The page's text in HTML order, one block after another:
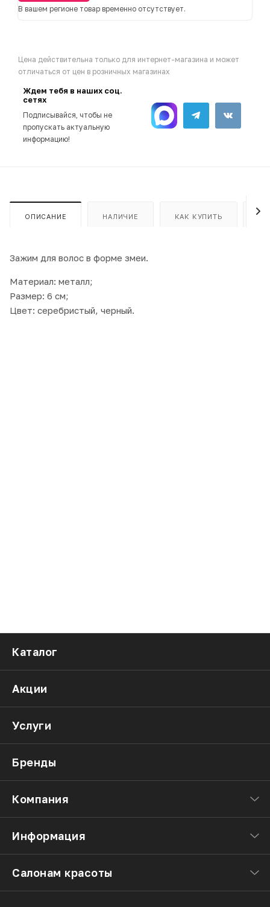
В вашем регионе товар временно отсутствует.
Цена действительна только для интернет-магазина и может
отличаться от цен в розничных магазинах
Ждем тебя в наших соц.
сетях
Подписывайся, чтобы не
пропускать актуальную
информацию!
ОПИСАНИЕ НАЛИЧИЕ КАК КУПИТЬ
Зажим для волос в форме змеи.
Материал: металл;
Размер: 6 см;
Цвет: серебристый, черный.
Каталог
Акции
Услуги
Бренды
Компания
Информация
Салонам красоты